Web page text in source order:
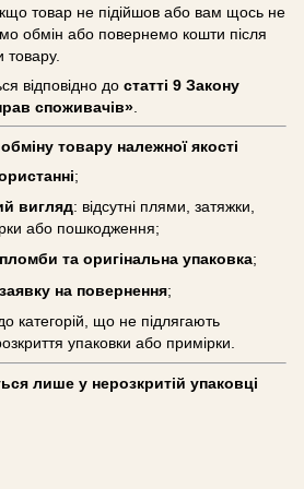
товар не підійшов або вам щось не
обмін або повернемо кошти після
товару.
відповідно до статті 9 Закону
споживачів»
товару належної якості
;
вигляд: відсутні плями, затяжки,
або пошкодження;
та оригінальна упаковка;
на повернення;
категорій, що не підлягають
упаковки або примірки.
лише у нерозкритій упаковці